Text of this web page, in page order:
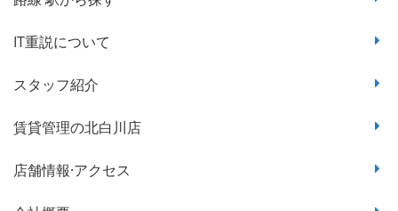
IT重説について
スタッフ紹介
賃貸管理の北白川店
店舗情報·アクセス